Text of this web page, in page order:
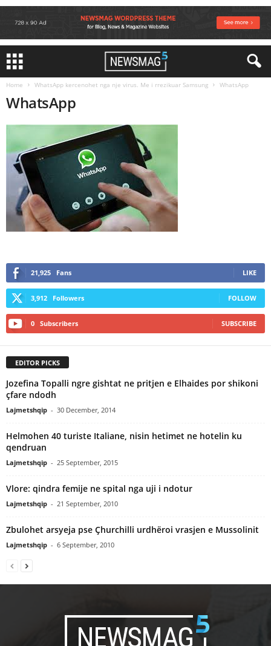
Home WhatsApp kercenohet nga nje virus. Me i rrezikuar Samsung WhatsApp
WhatsApp
21,925 Fans LIKE
3,912 Followers FOLLOW
0 Subscribers SUBSCRIBE
EDITOR PICKS
Jozefina Topalli ngre gishtat ne pritjen e Elhaides por shikoni
çfare ndodh
Lajmetshqip - 30 December, 2014
Helmohen 40 turiste Italiane, nisin hetimet ne hotelin ku
qendruan
Lajmetshqip - 25 September, 2015
Vlore: qindra femije ne spital nga uji i ndotur
Lajmetshqip - 21 September, 2010
Zbulohet arsyeja pse Çhurchilli urdhëroi vrasjen e Mussolinit
Lajmetshqip - 6 September, 2010